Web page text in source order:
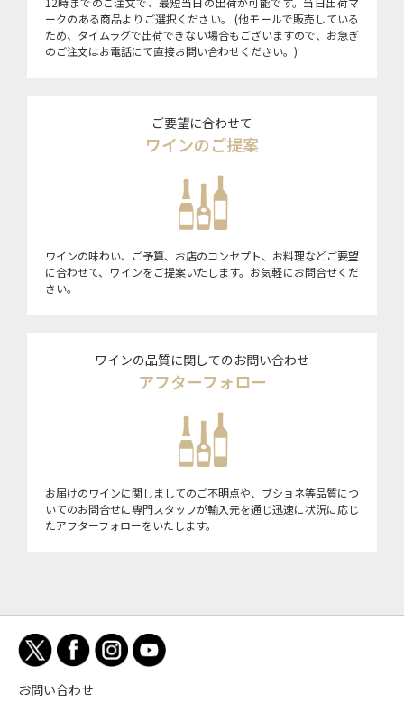
ークのある商品よりご選択ください。 (他モールで販売している
ため、タイムラグで出荷できない場合もございますので、お急ぎ
のご注文はお電話にて直接お問い合わせください。)
ご要望に合わせて
ワインのご提案
ワインの味わい、ご予算、お店のコンセプト、お料理などご要望
に合わせて、ワインをご提案いたします。お気軽にお問合せくだ
さい。
ワインの品質に関してのお問い合わせ
アフターフォロー
お届けのワインに関しましてのご不明点や、ブショネ等品質につ
いてのお問合せに専門スタッフが輸入元を通じ迅速に状況に応じ
たアフターフォローをいたします。
お問い合わせ